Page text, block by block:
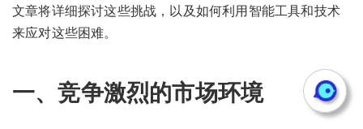
文章将详细探讨这些挑战，以及如何利用智能工具和技术
来应对这些困难。
一、竞争激烈的市场环境